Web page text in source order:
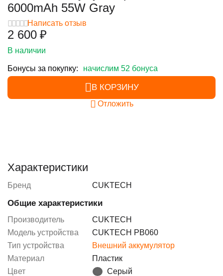
6000mAh 55W Gray
Написать отзыв
2 600 ₽
В наличии
Бонусы за покупку: начислим 52 бонуса
В КОРЗИНУ
Отложить
Характеристики
Бренд CUKTECH
Общие характеристики
Производитель
CUKTECH
Модель устройства
CUKTECH PB060
Тип устройства
Внешний аккумулятор
Материал
Пластик
Цвет
Серый